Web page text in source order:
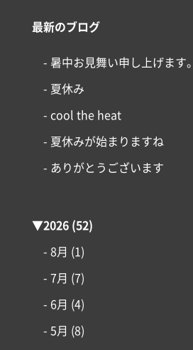
最新のブログ
- 暑中お見舞い申し上げます。
- 夏休み
- cool the heat
- 夏休みが始まりますね
- ありがとうございます
▼2026(52)
- 8月 (1)
- 7月 (7)
- 6月 (4)
- 5月 (8)